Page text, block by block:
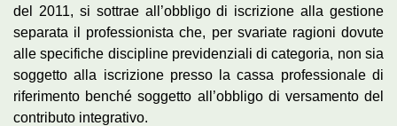
del 2011, si sottrae all’obbligo di iscrizione alla gestione
separata il professionista che, per svariate ragioni dovute
alle specifiche discipline previdenziali di categoria, non sia
soggetto alla iscrizione presso la cassa professionale di
riferimento benché soggetto all’obbligo di versamento del
contributo integrativo.